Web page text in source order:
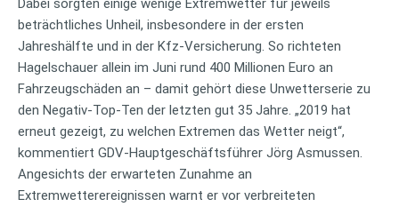
Dabei sorgten einige wenige Extremwetter für jeweils
beträchtliches Unheil, insbesondere in der ersten
Jahreshälfte und in der Kfz-Versicherung. So richteten
Hagelschauer allein im Juni rund 400 Millionen Euro an
Fahrzeugschäden an – damit gehört diese Unwetterserie zu
den Negativ-Top-Ten der letzten gut 35 Jahre. „2019 hat
erneut gezeigt, zu welchen Extremen das Wetter neigt“,
kommentiert GDV-Hauptgeschäftsführer Jörg Asmussen.
Angesichts der erwarteten Zunahme an
Extremwetterereignissen warnt er vor verbreiteten